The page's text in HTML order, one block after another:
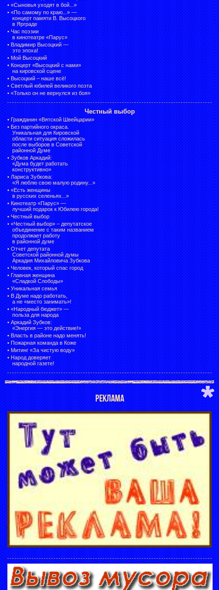
• «Сыновья уходят в бой...»
• «По самому по краю...» —
концерт памяти В. Высоцкого
в Ярграде
• Час поэзии
в кинотеатре «Парус»
• Владимир Высоцкий —
это эпоха!
• Мой Высоцкий
• Концерт «Высоцкий с нами»
на кировской сцене
• Высоцкий – наше всё!
• Светлый юбилей великого поэта
• «Только он не вернулся из боя»
Честный выбор
• Гражданин «Вятской Швейцарии»
• Без партийного окраса.
Уникальная для Кировской
области ситуация сложилась
после выборов в Советской
районной Думе
• Зубков Аркадий:
«Дума будет работать
конструктивно»
• Лариса Зубкова:
«Я люблю свою малую родину...»
• «Есть женщины
в русских селеньях...»
• Кинотеатр «Парус» —
лучший подарок к Юбилею города!
• Честный выбор
• «Честный выбор» – депутатское
объединение с таким названием
продолжает работу
в районной думе
• Отчет депутата
Советской районной думы
Аркадия Михайловича Зубкова
• Человек, который спас город
• Главная женщина
«Сладкой Слободы»
• Уникальная семья
• В Думе надо работать,
а не «место занимать»!
• «Народный бюджет» —
польза для народа
• Аркадий Зубков:
«Энергия — это действие!»
• Власть в районе надо менять!
• Пожарная команда в Коже
• Митинг «За чистую воду»
• Народ доверяет
народной газете!
РЕКЛАМА